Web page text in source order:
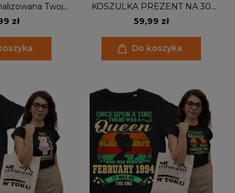
Twoje
gratis
zł
KOSZULKA PREZENT NA 30
URODZINY 1994
TORBA GRATIS
59,99 zł
Do koszyka